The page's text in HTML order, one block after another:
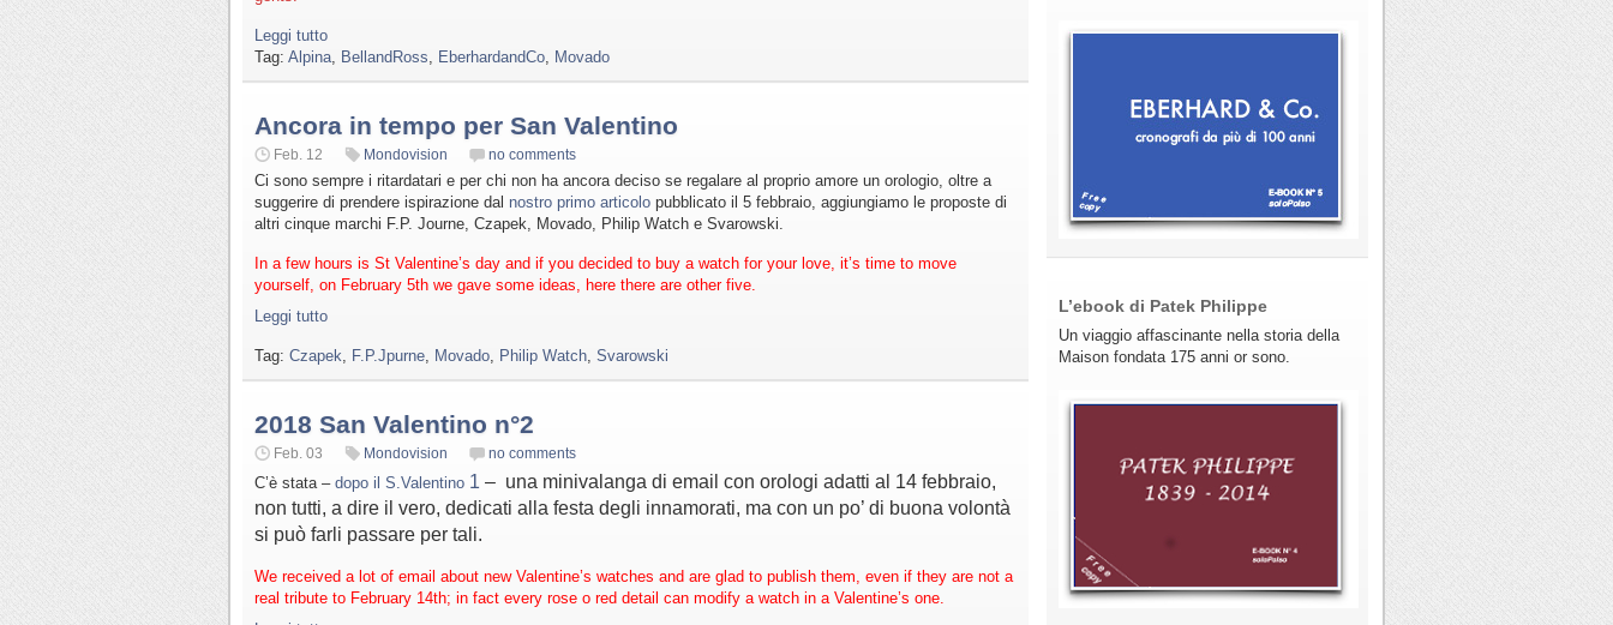
Leggi tutto
Tag: Alpina BellandRoss EberhardandCo Movado
Ancora in tempo per San Valentino
Feb. 12 Mondovision no comments
Ci sono sempre i ritardatari e per chi non ha ancora deciso se regalare al proprio amore un orologio, oltre a
suggerire di prendere ispirazione dal nostro primo articolo pubblicato il 5 febbraio, aggiungiamo le proposte di
altri cinque marchi F.P. Journe, Czapek, Movado, Philip Watch e Svarowski.
In a few hours is St Valentine’s day and if you decided to buy a watch for your love, it’s time to move
yourself, on February 5th we gave some ideas, here there are other five.
Leggi tutto
Tag: Czapek F.P.Jpurne Movado Philip Watch Svarowski
2018 San Valentino n°2
Feb. 03 Mondovision no comments
C’è stata – dopo il S.Valentino 1 – una minivalanga di email con orologi adatti al 14 febbraio,
non tutti, a dire il vero, dedicati alla festa degli innamorati, ma con un po’ di buona volontà
si può farli passare per tali.
We received a lot of email about new Valentine’s watches and are glad to publish them, even if they are not a
real tribute to February 14th; in fact every rose o red detail can modify a watch in a Valentine’s one.
L’ebook di Patek Philippe
Un viaggio affascinante nella storia della
Maison fondata 175 anni or sono.